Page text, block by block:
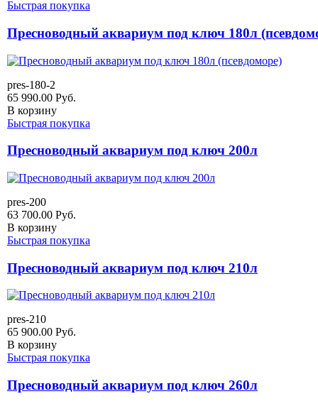
Быстрая покупка
Пресноводный аквариум под ключ 180л
pres-180-2
65 990.00 Руб.
В корзину
Быстрая покупка
Пресноводный аквариум под ключ 200л
pres-200
63 700.00 Руб.
В корзину
Быстрая покупка
Пресноводный аквариум под ключ 210л
pres-210
65 900.00 Руб.
В корзину
Быстрая покупка
Пресноводный аквариум под ключ 260л